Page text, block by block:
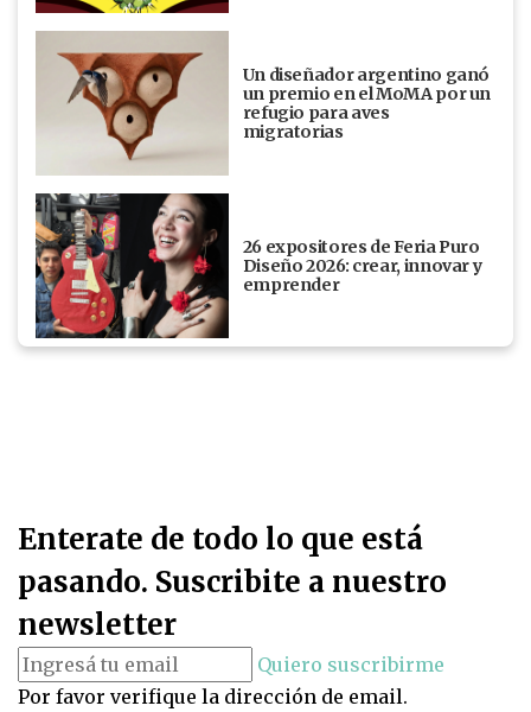
Un diseñador argentino ganó
un premio en el MoMA por un
refugio para aves
migratorias
26 expositores de Feria Puro
Diseño 2026: crear, innovar y
emprender
Enterate de todo lo que está
pasando. Suscribite a nuestro
newsletter
Quiero suscribirme
Por favor verifique la dirección de email.